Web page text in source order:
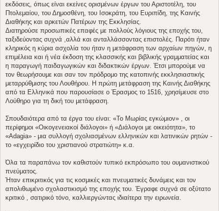
εκδόσεις, όπως είναι εκείνες ορισμένων έργων του Αριστοτέλη, του
Πτολεμαίου, του Δημοσθένη, του Ισοκράτη, του Ευριπίδη, της Καινής
Διαθήκης και αρκετών Πατέρων της Εκκλησίας.
Διατηρούσε προσωπικές επαφές με πολλούς λόγιους της εποχής του,
ταξιδεύοντας συχνά ,αλλά και ανταλλάσσοντας επιστολές. Παρότι ήταν
κληρικός η κύρια ασχολία του ήταν η μετάφραση των αρχαίων πηγών, η
επιμέλεια και ή νέα έκδοση της κλασσικής και βιβλικής γραμματείας και
η παραγωγή παιδαγωγικών και διδακτικών έργων. Έτσι μπορούμε να
τον θεωρήσουμε και σαν τον πρόδρομο της κατοπινής εκκλησιαστικής
μεταρρύθμισης του Λουθήρου. Η πρώτη μετάφραση της Καινής Διαθήκης
από τα Ελληνικά που παρουσίασε ο Έρασμος το 1516, χρησίμευσε στο
Λούθηρο για τη δική του μετάφραση.
Σπουδαιότερα από τα έργα του είναι: «Το Μωρίας εγκώμιον» , οι
περίφημοι «Οικογενειακοί διάλογοι» ή «Διάλογοι με οικειότητα», το
«Adagia» - μια συλλογή σχολιασμένων ελληνικών και λατινικών ρητών -
το «εγχειρίδιο του χριστιανού στρατιώτη» κ.α.
Όλα τα παραπάνω τον καθιστούν τυπικό εκπρόσωπο του ουμανιστικού
πνεύματος.
Ήταν επικριτικός για τις κοσμικές και πνευματικές δυνάμεις και τον
απολιθωμένο σχολαστικισμό της εποχής του. Έγραφε συχνά σε οξύτατο
κριτικό , σατιρικό τόνο, καλλιεργώντας ιδιαίτερα την ειρωνεία.